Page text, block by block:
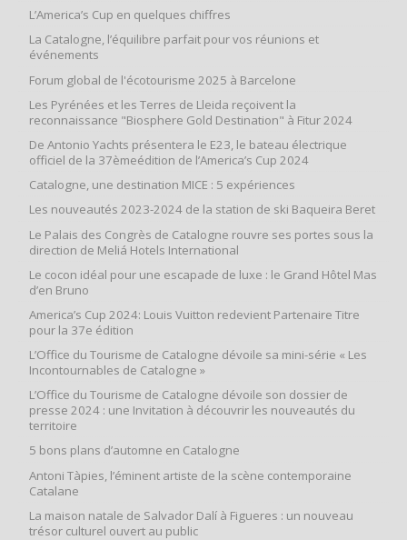
L’America’s Cup en quelques chiffres
La Catalogne, l’équilibre parfait pour vos réunions et
événements
Forum global de l'écotourisme 2025 à Barcelone
Les Pyrénées et les Terres de Lleida reçoivent la
reconnaissance "Biosphere Gold Destination" à Fitur 2024
De Antonio Yachts présentera le E23, le bateau électrique
officiel de la 37èmeédition de l’America’s Cup 2024
Catalogne, une destination MICE : 5 expériences
Les nouveautés 2023-2024 de la station de ski Baqueira Beret
Le Palais des Congrès de Catalogne rouvre ses portes sous la
direction de Meliá Hotels International
Le cocon idéal pour une escapade de luxe : le Grand Hôtel Mas
d’en Bruno
America’s Cup 2024: Louis Vuitton redevient Partenaire Titre
pour la 37e édition
L’Office du Tourisme de Catalogne dévoile sa mini-série « Les
Incontournables de Catalogne »
L’Office du Tourisme de Catalogne dévoile son dossier de
presse 2024 : une Invitation à découvrir les nouveautés du
territoire
5 bons plans d’automne en Catalogne
Antoni Tàpies, l’éminent artiste de la scène contemporaine
Catalane
La maison natale de Salvador Dalí à Figueres : un nouveau
trésor culturel ouvert au public